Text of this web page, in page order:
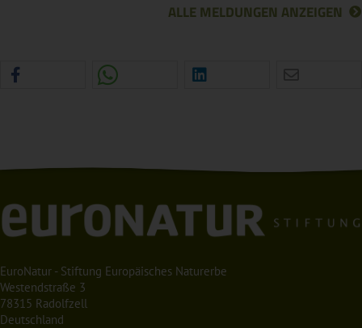
ALLE MELDUNGEN ANZEIGEN
EuroNatur - Stiftung Europäisches Naturerbe
Westendstraße 3
78315 Radolfzell
Deutschland